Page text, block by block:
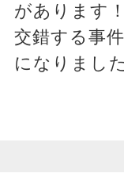
があります
交錯する事
になりました